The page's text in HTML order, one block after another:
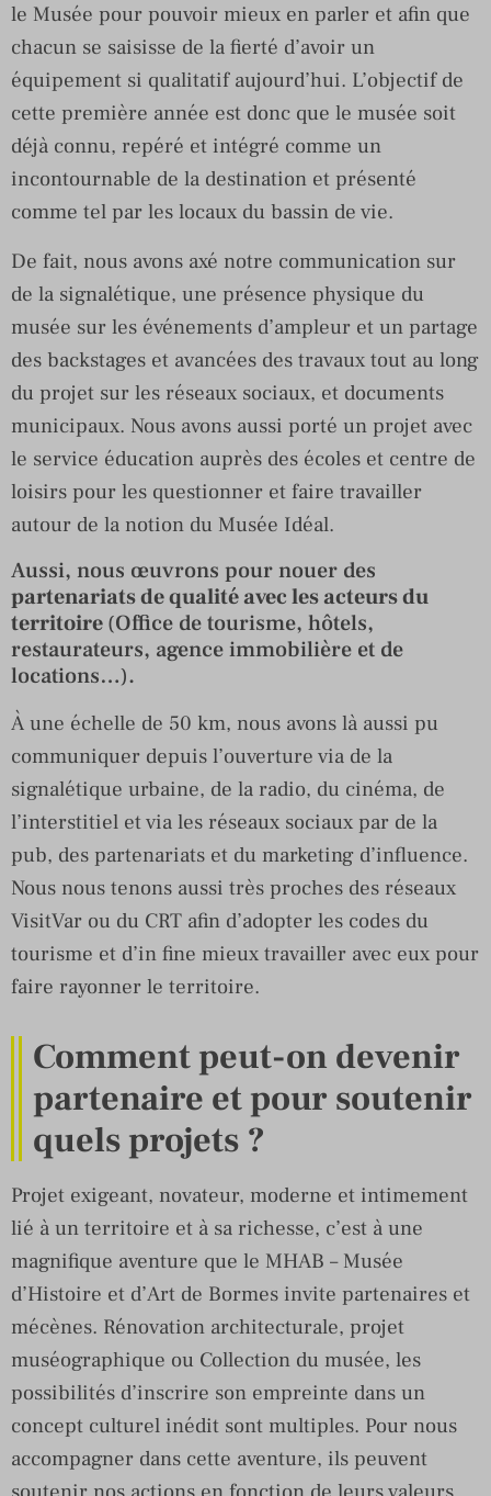
le Musée pour pouvoir mieux en parler et afin que
chacun se saisisse de la fierté d’avoir un
équipement si qualitatif aujourd’hui. L’objectif de
cette première année est donc que le musée soit
déjà connu, repéré et intégré comme un
incontournable de la destination et présenté
comme tel par les locaux du bassin de vie.
De fait, nous avons axé notre communication sur
de la signalétique, une présence physique du
musée sur les événements d’ampleur et un partage
des backstages et avancées des travaux tout au long
du projet sur les réseaux sociaux, et documents
municipaux. Nous avons aussi porté un projet avec
le service éducation auprès des écoles et centre de
loisirs pour les questionner et faire travailler
autour de la notion du Musée Idéal.
Aussi, nous œuvrons pour nouer des
partenariats de qualité avec les acteurs du
territoire(Office de tourisme, hôtels,
restaurateurs, agence immobilière et de
locations…).
À une échelle de 50 km, nous avons là aussi pu
communiquer depuis l’ouverture via de la
signalétique urbaine, de la radio, du cinéma, de
l’interstitiel et via les réseaux sociaux par de la
pub, des partenariats et du marketing d’influence.
Nous nous tenons aussi très proches des réseaux
VisitVar ou du CRT afin d’adopter les codes du
tourisme et d’in fine mieux travailler avec eux pour
faire rayonner le territoire.
Comment peut-on devenir
partenaire et pour soutenir
quels projets ?
Projet exigeant, novateur, moderne et intimement
lié à un territoire et à sa richesse, c’est à une
magnifique aventure que le MHAB – Musée
d’Histoire et d’Art de Bormes invite partenaires et
mécènes. Rénovation architecturale, projet
muséographique ou Collection du musée, les
possibilités d’inscrire son empreinte dans un
concept culturel inédit sont multiples. Pour nous
accompagner dans cette aventure, ils peuvent